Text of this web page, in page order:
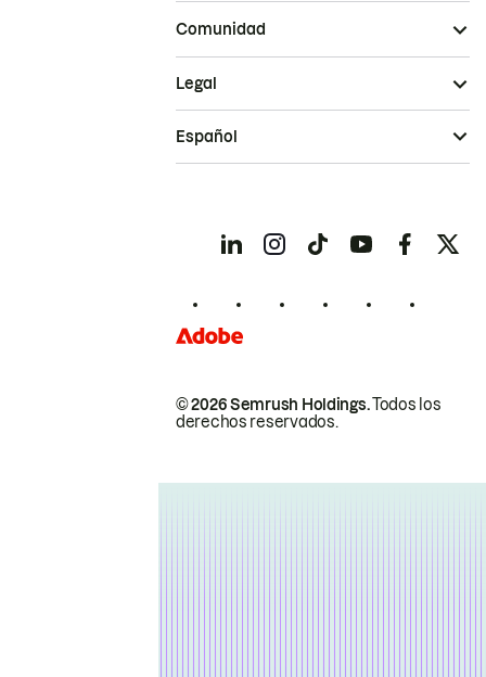
Comunidad
© 2026 Semrush Holdings.Todos los
derechos reservados.
Legal
Español